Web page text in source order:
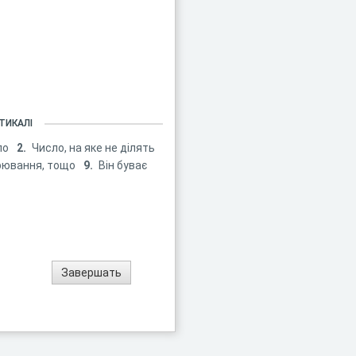
2. Число, на яке не ділять
тощо
9. Він буває